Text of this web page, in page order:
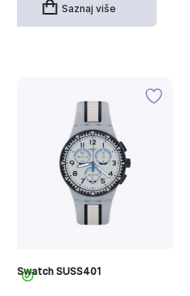
Saznaj više
Swatch SUSS401